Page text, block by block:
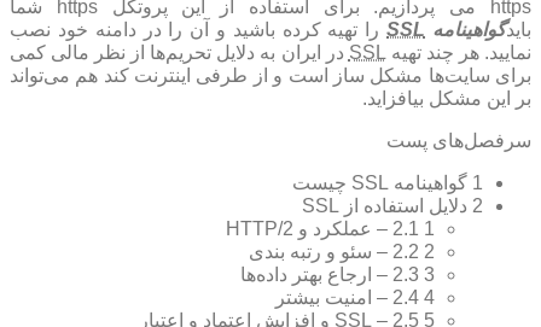
https می پردازیم. برای استفاده از این پروتکل https شما
بایدگواهینامه SSLرا تهیه کرده باشید و آن را در دامنه خود نصب
نمایید. هر چند تهیه SSL در ایران به دلایل تحریم‌ها از نظر مالی کمی
برای سایت‌ها مشکل ساز است و از طرفی اینترنت کند هم می‌تواند
بر این مشکل بیافزاید.
سرفصل‌های پست
1 گواهینامه SSL چیست
2 دلایل استفاده از SSL
2.1 1 – عملکرد و HTTP/2
2.2 2 – سئو و رتبه بندی
2.3 3 – ارجاع بهتر داده‌ها
2.4 4 – امنیت بیشتر
2.5 5 – SSL و افزایش اعتماد و اعتبار